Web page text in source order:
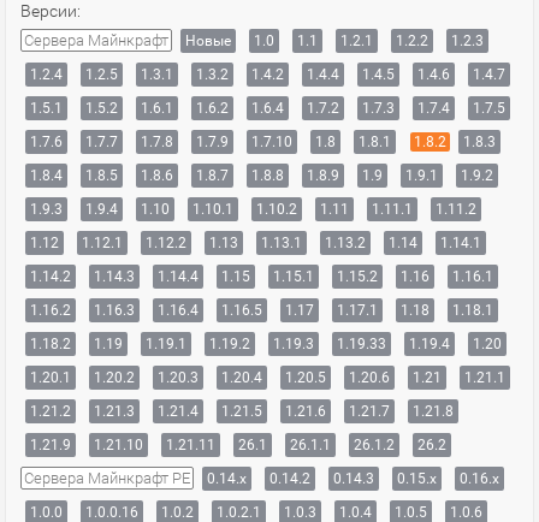
Версии:
Сервера Майнкрафт Новые 1.0 1.1 1.2.1 1.2.2
1.2.3
1.2.4
1.2.5 1.3.1 1.3.2 1.4.2 1.4.4 1.4.5 1.4.6
1.4.7
1.5.1
1.5.2 1.6.1 1.6.2 1.6.4 1.7.2 1.7.3 1.7.4
1.7.5
1.7.6
1.7.7 1.7.8 1.7.9 1.7.10 1.8 1.8.1 1.8.2
1.8.3
1.8.4
1.8.5 1.8.6 1.8.7 1.8.8 1.8.9 1.9 1.9.1
1.9.2
1.9.3
1.9.4 1.10 1.10.1 1.10.2 1.11 1.11.1
1.11.2
1.12
1.12.1 1.12.2 1.13 1.13.1 1.13.2 1.14
1.14.1
1.14.2
1.14.3 1.14.4 1.15 1.15.1 1.15.2 1.16
1.16.1
1.16.2
1.16.3 1.16.4 1.16.5 1.17 1.17.1 1.18
1.18.1
1.18.2
1.19 1.19.1 1.19.2 1.19.3 1.19.33 1.19.4
1.20
1.20.1
1.20.2 1.20.3 1.20.4 1.20.5 1.20.6 1.21
1.21.1
1.21.2
1.21.3 1.21.4 1.21.5 1.21.6 1.21.7
1.21.8
1.21.9
1.21.10 1.21.11 26.1 26.1.1 26.1.2 26.2
Сервера Майнкрафт PE 0.14.x 0.14.2 0.14.3 0.15.x
0.16.x
1.0.0
1.0.0.16 1.0.2 1.0.2.1 1.0.3 1.0.4 1.0.5
1.0.6